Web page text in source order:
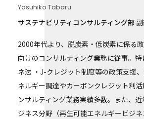
Yasuhiko Tabaru
サステナビリティコンサルティング部
2000年代より、脱炭素・低炭素に係る
向けのコンサルティング業務に従事。
ネ法 ・J-クレジット制度等の政策支援
ネルギー調達やカーボンクレジット利
ンサルティング業務実績多数。また、
ジネス分野（再生可能エネルギービジ